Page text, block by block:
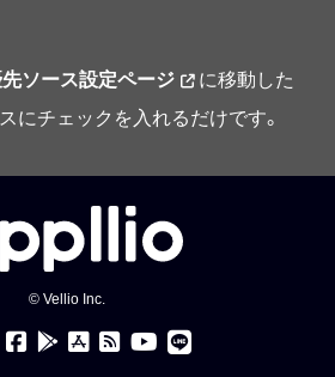
ソース設定ページ
に移動した
にチェックを入れるだけです。
© Vellio Inc.